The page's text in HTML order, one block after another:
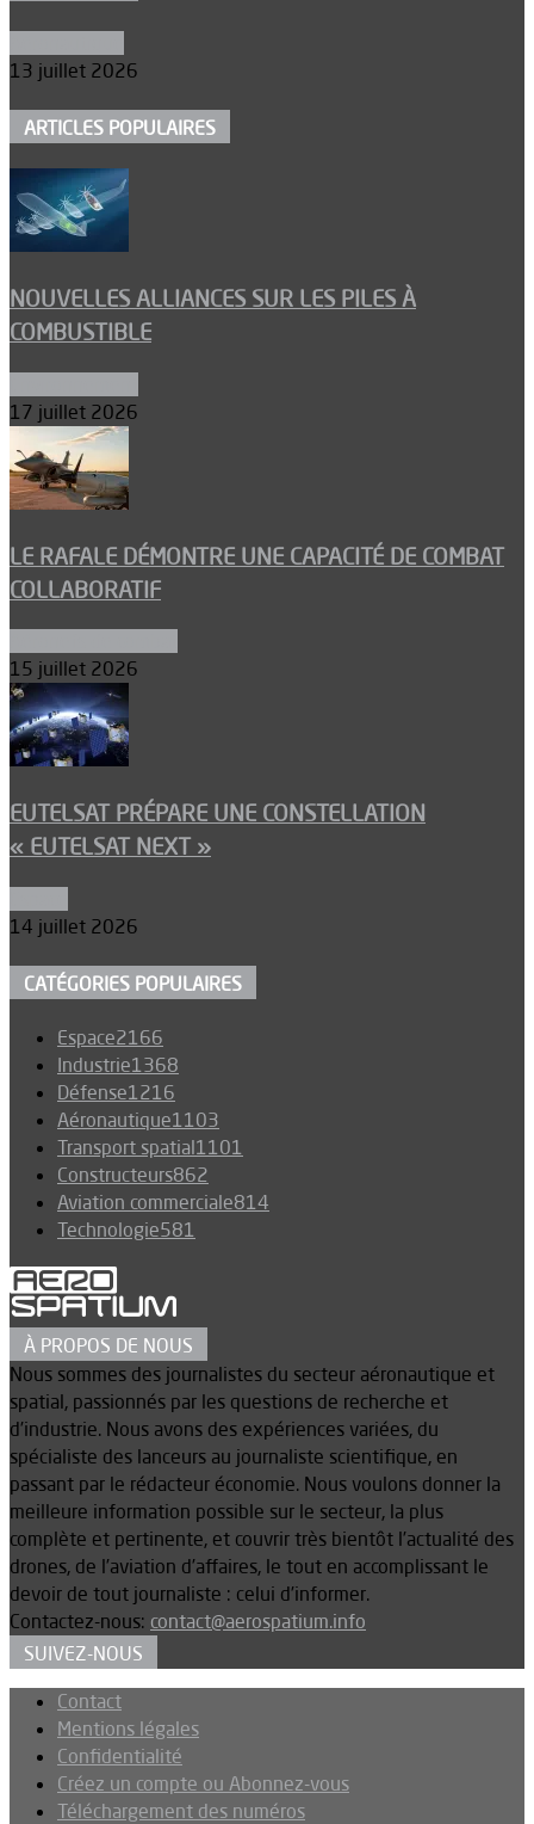
13 juillet 2026
ARTICLES POPULAIRES
NOUVELLES ALLIANCES SUR LES PILES À
COMBUSTIBLE
17 juillet 2026
LE RAFALE DÉMONTRE UNE CAPACITÉ DE COMBAT
COLLABORATIF
15 juillet 2026
EUTELSAT PRÉPARE UNE CONSTELLATION
« EUTELSAT NEXT »
14 juillet 2026
CATÉGORIES POPULAIRES
Espace2166
Industrie1368
Défense1216
Aéronautique1103
Transport spatial1101
Constructeurs862
Aviation commerciale814
Technologie581
À PROPOS DE NOUS
Nous sommes des journalistes du secteur aéronautique et
spatial, passionnés par les questions de recherche et
d’industrie. Nous avons des expériences variées, du
spécialiste des lanceurs au journaliste scientifique, en
passant par le rédacteur économie. Nous voulons donner la
meilleure information possible sur le secteur, la plus
complète et pertinente, et couvrir très bientôt l’actualité des
drones, de l’aviation d’affaires, le tout en accomplissant le
devoir de tout journaliste : celui d’informer.
Contactez-nous: contact@aerospatium.info
SUIVEZ-NOUS
Contact
Mentions légales
Confidentialité
Créez un compte ou Abonnez-vous
Téléchargement des numéros